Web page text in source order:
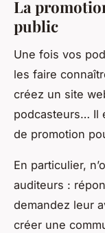
La
public
Une fois vos
les faire
créez un site
podcasteurs… Il
de promotion
En particulier,
auditeurs :
demandez leur
créer une